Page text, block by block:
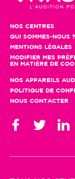
NOS CENTRES
QUI SOMMES-NOUS ?
MENTIONS LÉGALES
MODIFIER MES
EN MATIÈRE DE
NOS APPAREILS
POLITIQUE DE
NOUS CONTACTER